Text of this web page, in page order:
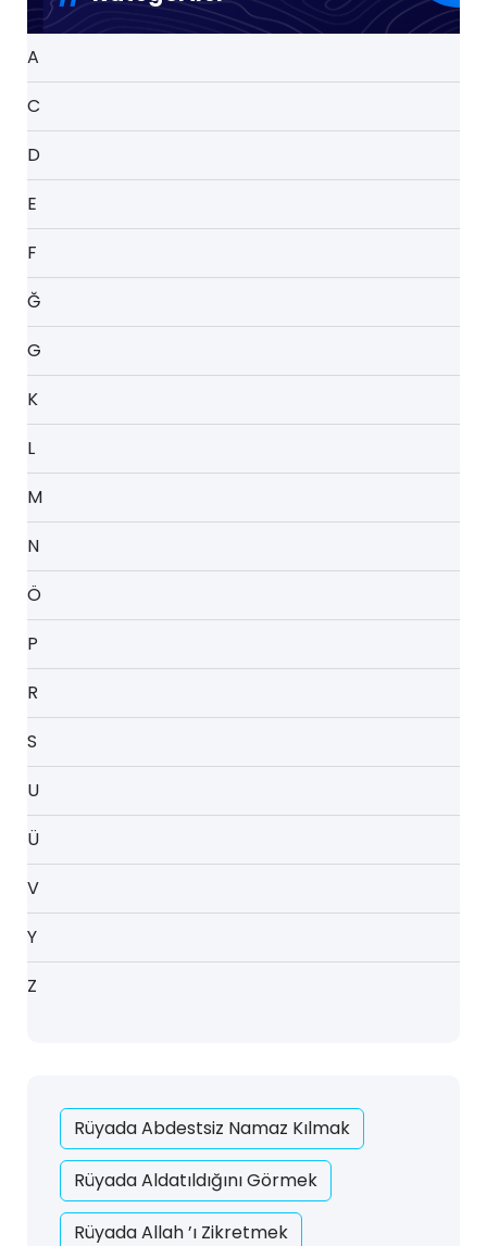
A
C
D
E
F
Ğ
G
K
L
M
N
Ö
P
R
S
U
Ü
V
Y
Z
Rüyada Abdestsiz Namaz Kılmak
Rüyada Aldatıldığını Görmek
Rüyada Allah ’ı Zikretmek